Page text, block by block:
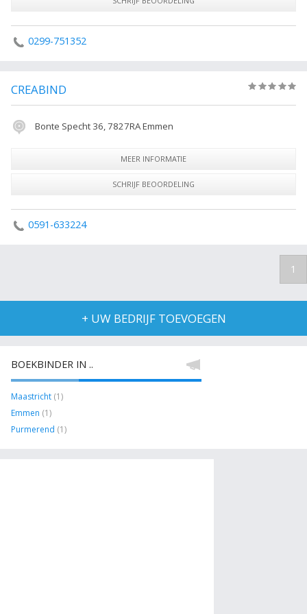
0299-751352
CREABIND
Bonte Specht 36, 7827RA Emmen
MEER INFORMATIE
SCHRIJF BEOORDELING
0591-633224
1
+ UW BEDRIJF TOEVOEGEN
BOEKBINDER IN ..
Maastricht (1)
Emmen (1)
Purmerend (1)